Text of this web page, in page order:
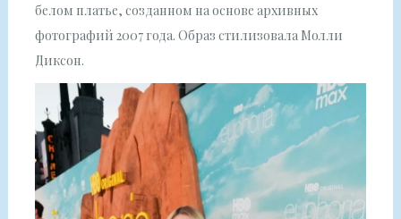
белом платье, созданном на основе архивных
фотографий 2007 года. Образ стилизовала Молли
Диксон.